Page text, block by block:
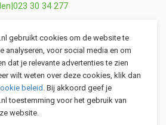
|023 30 34 277
(ZH)
|071 401 34 44
gebruikt cookies om de website te
analyseren, voor social media en om
dat je relevante advertenties te zien
wilt weten over deze cookies, klik dan
beleid . Bij akkoord geef je
toestemming voor het gebruik van
website.